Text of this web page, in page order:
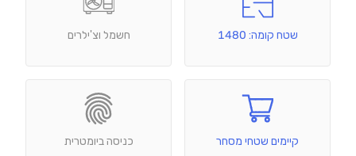
שטח קומה: 1480 חשמל וצ'ילרים
קיימים שטחי מסחר כניסה ביומטרית